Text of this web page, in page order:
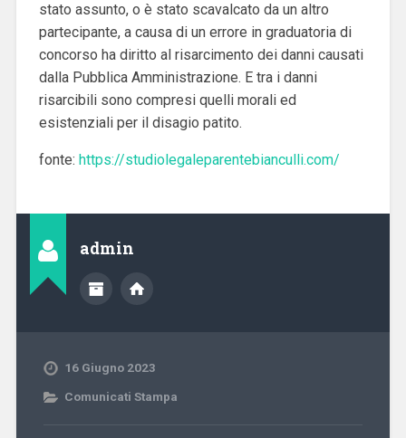
stato assunto, o è stato scavalcato da un altro
partecipante, a causa di un errore in graduatoria di
concorso ha diritto al risarcimento dei danni causati
dalla Pubblica Amministrazione. E tra i danni
risarcibili sono compresi quelli morali ed
esistenziali per il disagio patito.
fonte: https://studiolegaleparentebianculli.com/
admin
16 Giugno 2023
Comunicati Stampa